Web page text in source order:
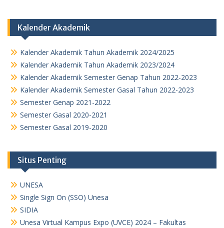
Kalender Akademik
Kalender Akademik Tahun Akademik 2024/2025
Kalender Akademik Tahun Akademik 2023/2024
Kalender Akademik Semester Genap Tahun 2022-2023
Kalender Akademik Semester Gasal Tahun 2022-2023
Semester Genap 2021-2022
Semester Gasal 2020-2021
Semester Gasal 2019-2020
Situs Penting
UNESA
Single Sign On (SSO) Unesa
SIDIA
Unesa Virtual Kampus Expo (UVCE) 2024 – Fakultas